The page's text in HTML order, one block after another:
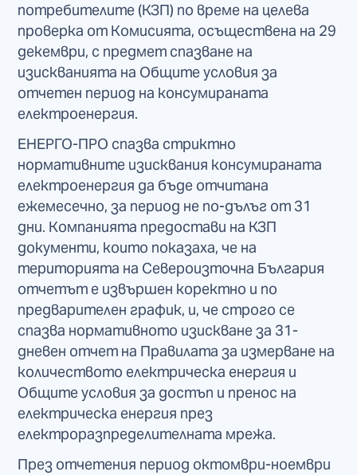
потребителите (КЗП) по време на целева
проверка от Комисията, осъществена на 29
декември, с предмет спазване на
изискванията на Общите условия за
отчетен период на консумираната
електроенергия.
ЕНЕРГО-ПРО спазва стриктно
нормативните изисквания консумираната
електроенергия да бъде отчитана
ежемесечно, за период не по-дълъг от 31
дни. Компанията предостави на КЗП
документи, които показаха, че на
територията на Североизточна България
отчетът е извършен коректно и по
предварителен график, и, че строго се
спазва нормативното изискване за 31-
дневен отчет на Правилата за измерване на
количеството електрическа енергия и
Общите условия за достъп и пренос на
електрическа енергия през
електроразпределителната мрежа.
През отчетения период октомври-ноември